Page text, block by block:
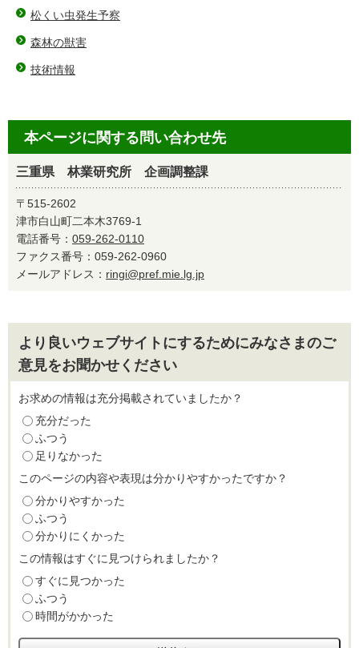
松くい虫発生予察
森林の獣害
技術情報
本ページに関する問い合わせ先
三重県 林業研究所 企画調整課
〒515-2602
津市白山町二本木3769-1
電話番号： 059-262-0110
ファクス番号：059-262-0960
メールアドレス： ringi@pref.mie.lg.jp
より良いウェブサイトにするためにみなさまのご
意見をお聞かせください
お求めの情報は充分掲載されていましたか？
充分だった
ふつう
足りなかった
このページの内容や表現は分かりやすかったですか？
分かりやすかった
ふつう
分かりにくかった
この情報はすぐに見つけられましたか？
すぐに見つかった
ふつう
時間がかかった